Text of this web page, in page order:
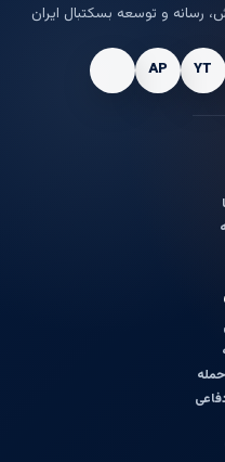
رسانه و توسعه بسکتبال ایران